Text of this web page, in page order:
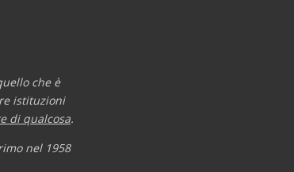
che è
istituzioni
di qualcosa.
nel 1958